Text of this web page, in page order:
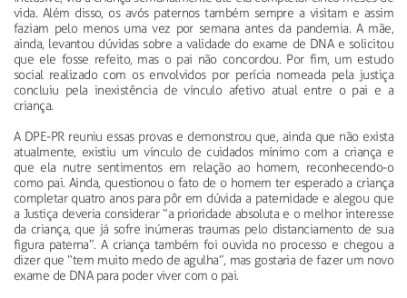
vida. Além disso, os avós paternos também sempre a visitam e assim
faziam pelo menos uma vez por semana antes da pandemia. A mãe,
ainda, levantou dúvidas sobre a validade do exame de DNA e solicitou
que ele fosse refeito, mas o pai não concordou. Por fim, um estudo
social realizado com os envolvidos por perícia nomeada pela justiça
concluiu pela inexistência de vínculo afetivo atual entre o pai e a
criança.
A DPE-PR reuniu essas provas e demonstrou que, ainda que não exista
atualmente, existiu um vínculo de cuidados mínimo com a criança e
que ela nutre sentimentos em relação ao homem, reconhecendo-o
como pai. Ainda, questionou o fato de o homem ter esperado a criança
completar quatro anos para pôr em dúvida a paternidade e alegou que
a Justiça deveria considerar “a prioridade absoluta e o melhor interesse
da criança, que já sofre inúmeras traumas pelo distanciamento de sua
figura paterna”. A criança também foi ouvida no processo e chegou a
dizer que “tem muito medo de agulha”, mas gostaria de fazer um novo
exame de DNA para poder viver com o pai.